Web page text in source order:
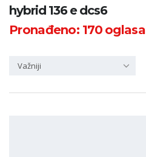
Županija
hybrid 136 e dcs6
Pronađeno: 170oglasa
Važniji